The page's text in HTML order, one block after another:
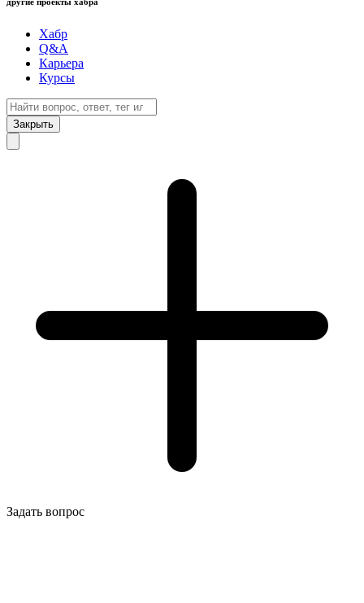
Хабр
Q&A
Карьера
Курсы
Закрыть
Задать вопрос